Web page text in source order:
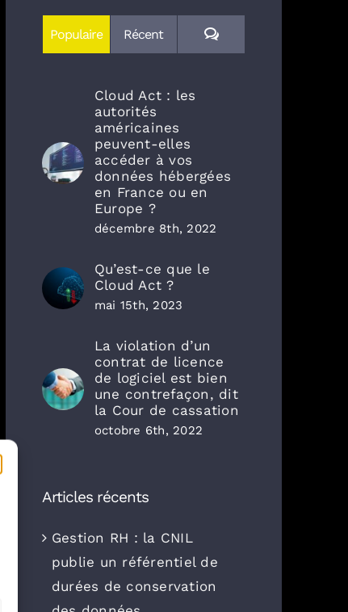
Populaire Récent Commentaires
Cloud Act : les
autorités
américaines
peuvent-elles
accéder à vos
données hébergées
en France ou en
Europe ?
décembre 8th, 2022
Qu’est-ce que le
Cloud Act ?
mai 15th, 2023
La violation d’un
contrat de licence
de logiciel est bien
une contrefaçon, dit
la Cour de cassation
octobre 6th, 2022
Articles récents
Gestion RH : la CNIL
publie un référentiel de
durées de conservation